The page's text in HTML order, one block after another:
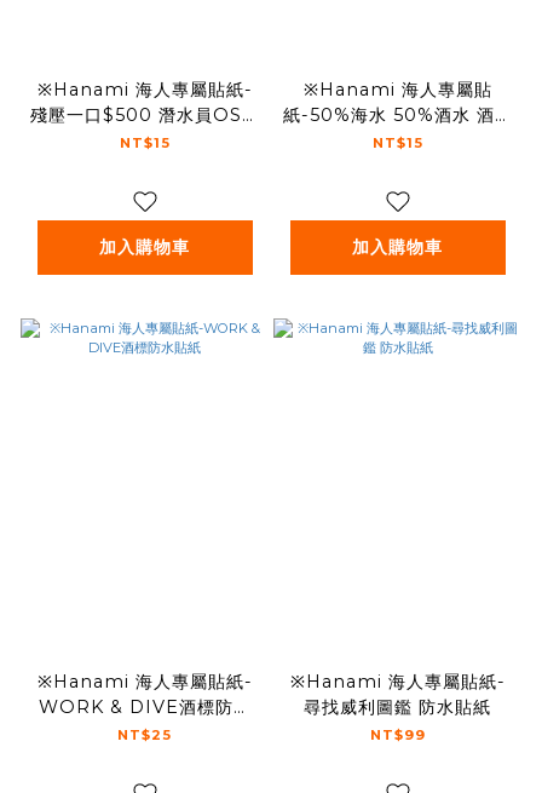
※Hanami 海人專屬貼紙-
殘壓一口$500 潛水員OS貼
紙
NT$15
加入購物車
※Hanami 海人專屬貼
紙-50%海水 50%酒水 酒標
貼紙
NT$15
加入購物車
※Hanami 海人專屬貼紙-
WORK & DIVE酒標防水
貼紙
NT$25
※Hanami 海人專屬貼紙-
尋找威利圖鑑 防水貼紙
NT$99